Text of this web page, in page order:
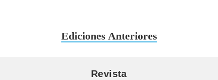
Ediciones Anteriores
Revista